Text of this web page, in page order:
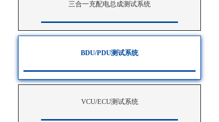
三合一充配电总成测试系统
BDU/PDU测试系统
VCU/ECU测试系统